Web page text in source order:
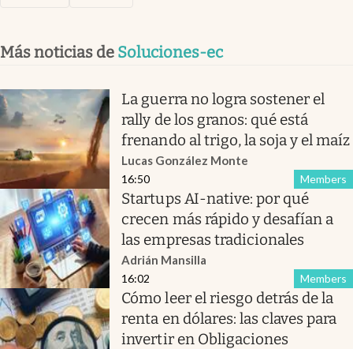
Más noticias de Soluciones-ec
La guerra no logra sostener el
rally de los granos: qué está
frenando al trigo, la soja y el maíz
Lucas González Monte
Members
16:50
Startups AI-native: por qué
crecen más rápido y desafían a
las empresas tradicionales
Adrián Mansilla
Members
16:02
Cómo leer el riesgo detrás de la
renta en dólares: las claves para
invertir en Obligaciones